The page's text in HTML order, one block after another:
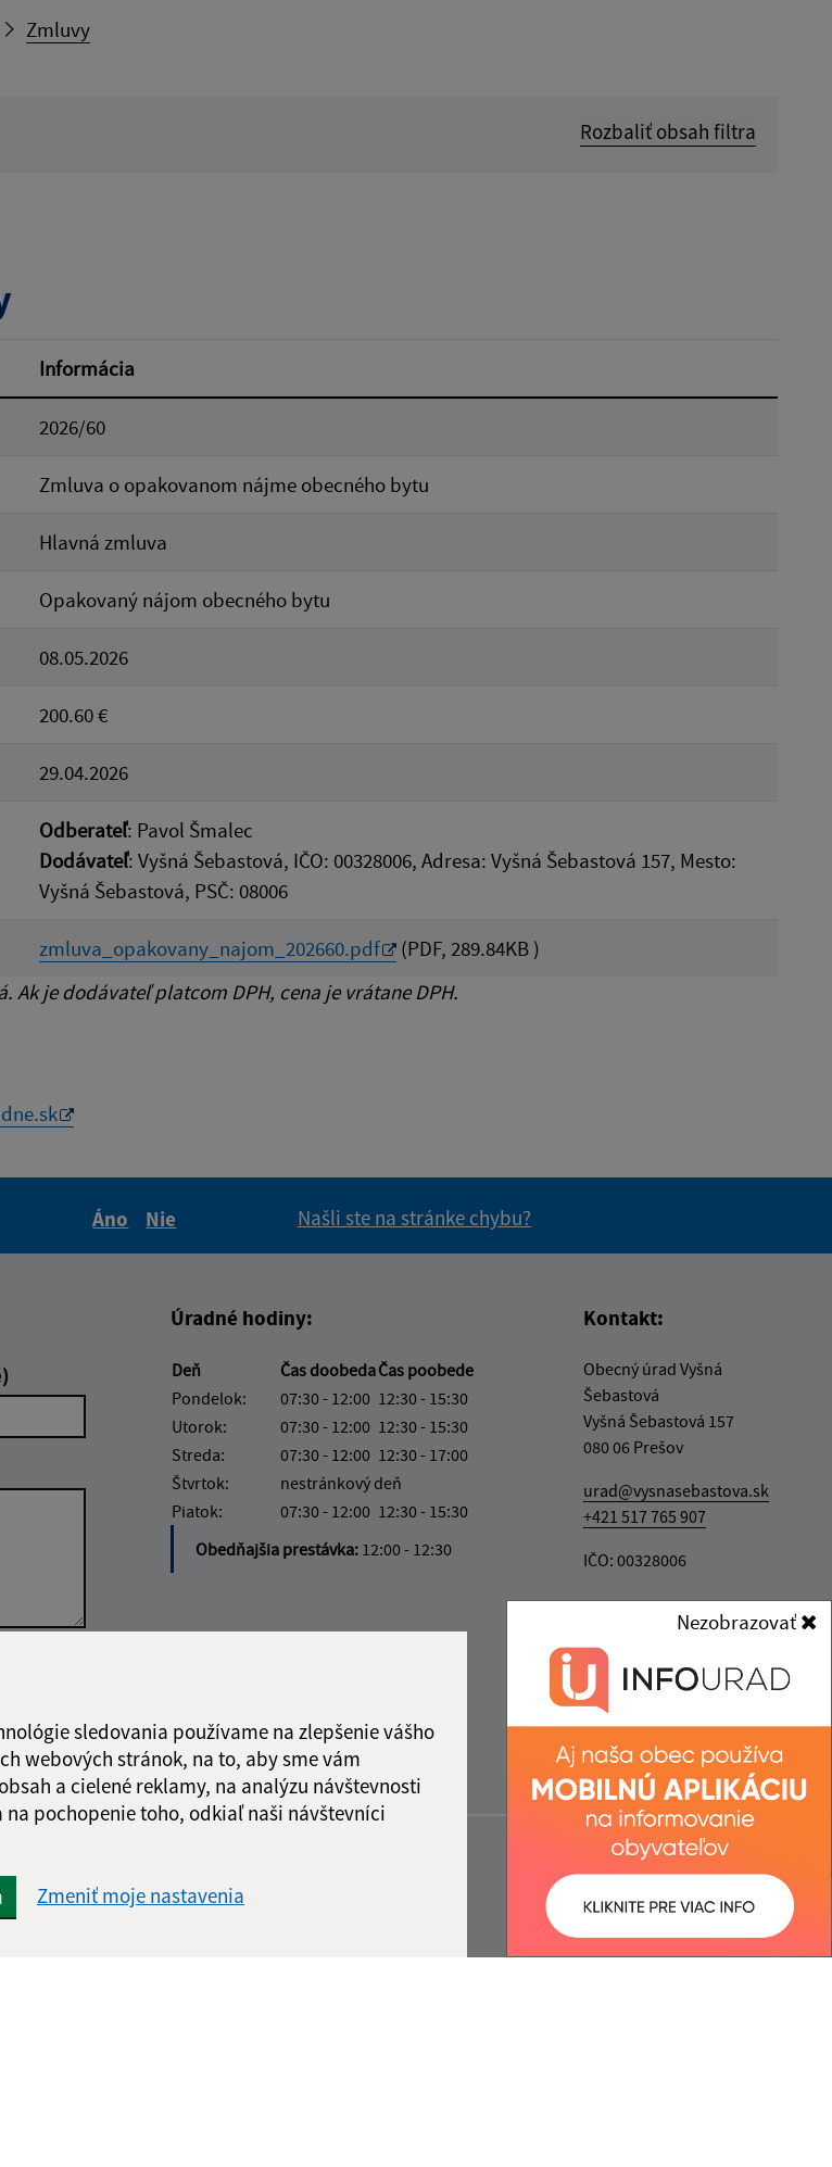
sledovania používame na zlepšenie vášho
webových stránok, na to, aby sme vám
a cielené reklamy, na analýzu návštevnosti
pochopenie toho, odkiaľ naši návštevníci
Zmeniť moje nastavenia
Nezobrazovať
Zmluvy
Rozbaliť obsah filtra
Informácia
2026/60
Zmluva o opakovanom nájme obecného bytu
Hlavná zmluva
Opakovaný nájom obecného bytu
08.05.2026
200.60 €
29.04.2026
Odberateľ: Pavol Šmalec
Dodávateľ: Vyšná Šebastová, IČO: 00328006, Adresa: Vyšná Šebastová 157, Mesto:
Vyšná Šebastová, PSČ: 08006
zmluva_opakovany_najom_202660.pdf
(PDF, 289.84KB )
Ak je dodávateľ platcom DPH, cena je vrátane DPH.
Áno
Nie
Našli ste na stránke chybu?
Úradné hodiny:
Deň Čas doobedaČas poobede
Pondelok:
07:30 - 12:00 12:30 - 15:30
Utorok:
07:30 - 12:00 12:30 - 15:30
Streda:
07:30 - 12:00 12:30 - 17:00
Štvrtok:
nestránkový deň
Piatok:
07:30 - 12:00 12:30 - 15:30
Obedňajšia prestávka: 12:00 - 12:30
Kontakt:
Obecný úrad Vyšná
Šebastová
Vyšná Šebastová 157
080 06 Prešov
urad@vysnasebastova.sk
+421 517 765 907
IČO: 00328006